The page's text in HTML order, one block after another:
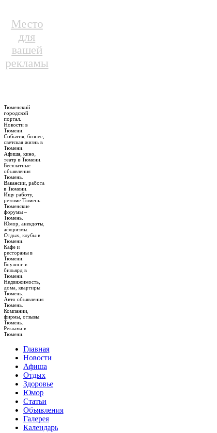
Место
для
вашей
рекламы
Тюменский
городской
портал.
Новости в
Тюмени.
События, бизнес,
светская жизнь в
Тюмени.
Афиша, кино,
театр в Тюмени.
Бесплатные
объявления
Тюмень.
Вакансии, работа
в Тюмени.
Ищу работу,
резюме Тюмень.
Тюменские
форумы –
Тюмень.
Юмор, анекдоты,
афоризмы.
Отдых, клубы в
Тюмени.
Кафе и
рестораны в
Тюмени.
Боулинг и
бильярд в
Тюмени.
Недвижимость,
дома, квартиры
Тюмень.
Авто объявления
Тюмень.
Компании,
фирмы, отзывы
Тюмень.
Реклама в
Тюмени.
Главная
Новости
Афиша
Отдых
Здоровье
Юмор
Статьи
Объявления
Галерея
Календарь